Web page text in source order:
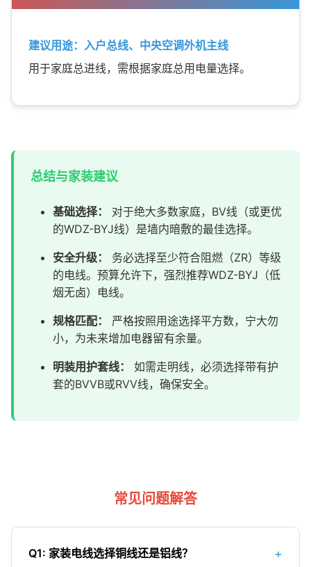
建议用途：入户总线、中央空调外机主线
用于家庭总进线，需根据家庭总用电量选择。
总结与家装建议
基础选择：
对于绝大多数家庭，BV线（或更优
的WDZ-BYJ线）是墙内暗敷的最佳选择。
安全升级：
务必选择至少符合阻燃（ZR）等级
的电线。预算允许下，强烈推荐WDZ-BYJ（低
烟无卤）电线。
规格匹配：
严格按照用途选择平方数，宁大勿
小，为未来增加电器留有余量。
明装用护套线：
如需走明线，必须选择带有护
套的BVVB或RVV线，确保安全。
常见问题解答
Q1: 家装电线选择铜线还是铝线？ +